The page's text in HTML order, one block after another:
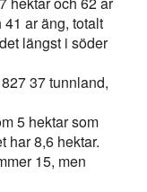
ar äng, totalt
längst i söder
37 tunnland,
5 hektar som
har 8,6 hektar.
15, men